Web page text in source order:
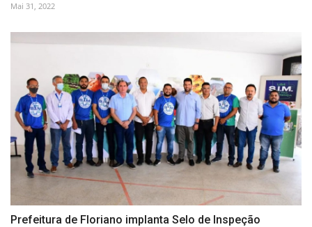
Mai 31, 2022
Prefeitura de Floriano implanta Selo de Inspeção